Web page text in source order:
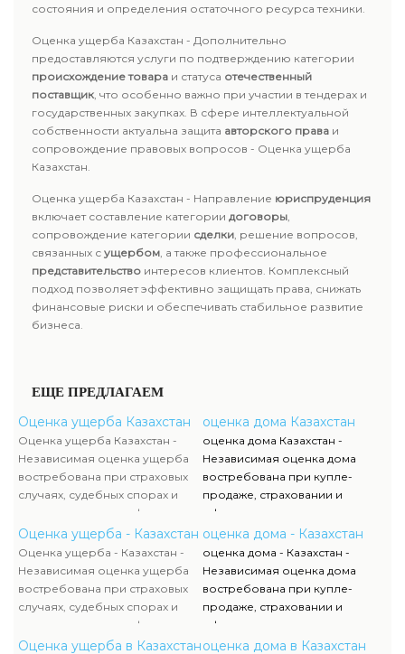
состояния и определения остаточного ресурса техники.
Оценка ущерба Казахстан - Дополнительно
предоставляются услуги по подтверждению категории
происхождение товара и статуса отечественный
поставщик, что особенно важно при участии в тендерах и
государственных закупках. В сфере интеллектуальной
собственности актуальна защита авторского права и
сопровождение правовых вопросов - Оценка ущерба
Казахстан.
Оценка ущерба Казахстан - Направление юриспруденция
включает составление категории договоры,
сопровождение категории сделки, решение вопросов,
связанных с ущербом, а также профессиональное
представительство интересов клиентов. Комплексный
подход позволяет эффективно защищать права, снижать
финансовые риски и обеспечивать стабильное развитие
бизнеса.
ЕЩЕ ПРЕДЛАГАЕМ
Оценка ущерба Казахстан
Оценка ущерба Казахстан -
Независимая оценка ущерба
востребована при страховых
случаях, судебных спорах и
имущественных конфликтах.
Специалисты определяют
размер потерь в сферах
недвижимость, транспорт,
оборудование и
недропользование.
Экспертное заключение
помогает получить
Оценка ущерба - Казахстан
Оценка ущерба - Казахстан -
Независимая оценка ущерба
востребована при страховых
случаях, судебных спорах и
имущественных конфликтах.
Специалисты определяют
Оценка ущерба в Казахстан
оценка дома Казахстан
оценка дома Казахстан -
Независимая оценка дома
востребована при купле-
продаже, страховании и
оформлении кредитов.
Экспертное заключение
помогает определить
реальную стоимость объекта,
учесть состояние
недвижимости, наличие
инженерного оборудования и
рассчитать возможный ущерб
оценка дома - Казахстан
оценка дома - Казахстан -
Независимая оценка дома
востребована при купле-
продаже, страховании и
оформлении кредитов.
Экспертное заключение
оценка дома в Казахстан